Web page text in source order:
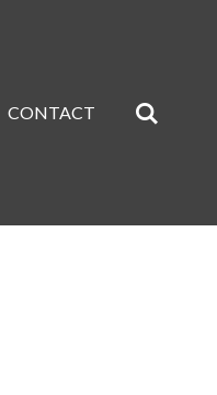
CONTACT